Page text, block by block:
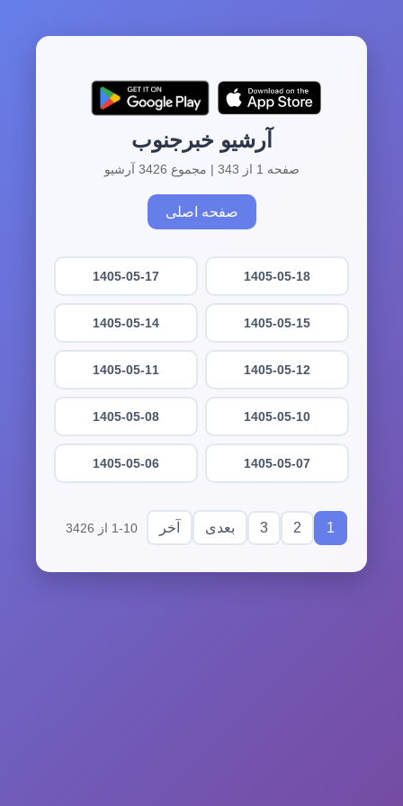
آرشیو خبرجنوب
صفحه 1 از 343 | مجموع 3426 آرشیو
صفحه اصلی
1405-05-18
1405-05-17
1405-05-15
1405-05-14
1405-05-12
1405-05-11
1405-05-10
1405-05-08
1405-05-07
1405-05-06
1
2
3 بعدی آخر 1-10 از 3426